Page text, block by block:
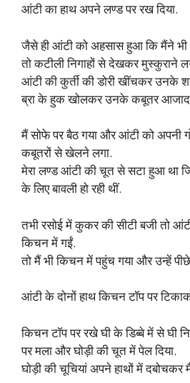
आंटी का हाथ अपने लण्ड पर रख दिया.
जैसे ही आंटी को अहसास हुआ कि मैंने
तो कटीली निगाहों से देखकर मुस्कुराने
आंटी की कुर्ती की डोरी खींचकर उनके
ब्रा के हुक खोलकर उनके कबूतर आजाद
मैं सोफे पर बैठ गया और आंटी को अपनी
कबूतरों से खेलने लगा.
मेरा लण्ड आंटी की चूत से सटा हुआ था
के लिए बावली हो रही थीं.
तभी रसोई में कुकर की सीटी बजी तो
किचन में गईं.
तो मैं भी किचन में पहुंच गया और उन्हें
आंटी के दोनों हाथ किचन टॉप पर
किचन टॉप पर रखे घी के डिब्बे में से घी
पर मला और घोड़ी की चूत में पेल दिया.
घोड़ी की चूचियां अपने हाथों में दबोचकर